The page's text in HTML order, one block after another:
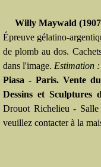
Willy Maywald
Épreuve gélatino-
de plomb au dos.
dans l'image. Estimation
Piasa - Paris. Vente
Dessins et Sculptures
Drouot Richelieu -
veuillez contacter à la